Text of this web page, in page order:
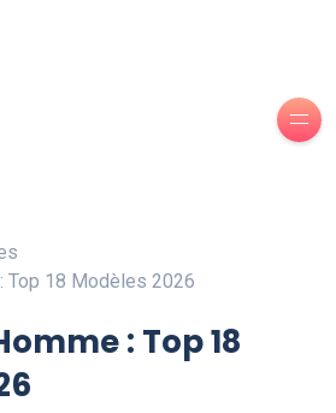
Top 18 Modèles 2026
: Top 18